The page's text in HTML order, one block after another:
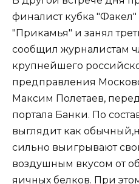
финалист кубка "Факел"
"Прикамья" и занял
сообщил журналистам
крупнейшего
предправления
Максим Полетаев,
портала Банки. По
выглядит как
сильно выигрывают
воздушным вкусом от
яичных белков. При